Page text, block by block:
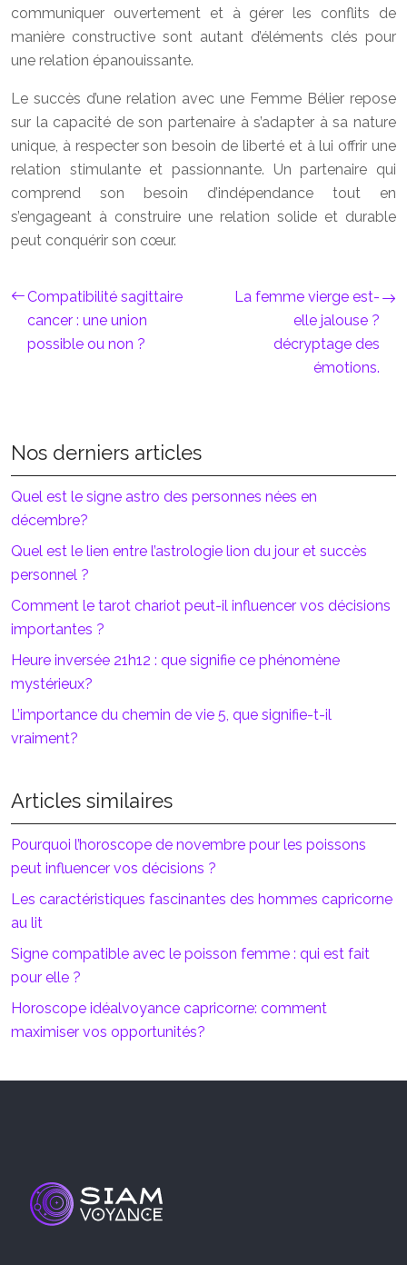
communiquer ouvertement et à gérer les conflits de
manière constructive sont autant d’éléments clés pour
une relation épanouissante.
Le succès d’une relation avec une Femme Bélier repose
sur la capacité de son partenaire à s’adapter à sa nature
unique, à respecter son besoin de liberté et à lui offrir une
relation stimulante et passionnante. Un partenaire qui
comprend son besoin d’indépendance tout en
s’engageant à construire une relation solide et durable
peut conquérir son cœur.
Compatibilité sagittaire
cancer : une union
possible ou non ?
La femme vierge est-
elle jalouse ?
décryptage des
émotions.
Nos derniers articles
Quel est le signe astro des personnes nées en
décembre?
Quel est le lien entre l’astrologie lion du jour et succès
personnel ?
Comment le tarot chariot peut-il influencer vos décisions
importantes ?
Heure inversée 21h12 : que signifie ce phénomène
mystérieux?
L’importance du chemin de vie 5, que signifie-t-il
vraiment?
Articles similaires
Pourquoi l’horoscope de novembre pour les poissons
peut influencer vos décisions ?
Les caractéristiques fascinantes des hommes capricorne
au lit
Signe compatible avec le poisson femme : qui est fait
pour elle ?
Horoscope idéalvoyance capricorne: comment
maximiser vos opportunités?